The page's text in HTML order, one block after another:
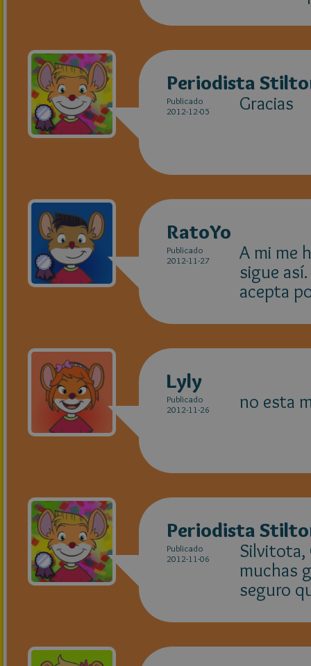
Periodista
Publicado
2012-12-05
Gracias
RatoYo
Publicado
2012-11-27
A mi me
sigue
acepta
Lyly
Publicado
2012-11-26
no esta
Periodista
Publicado
2012-11-06
Silvitota,
muchas
seguro